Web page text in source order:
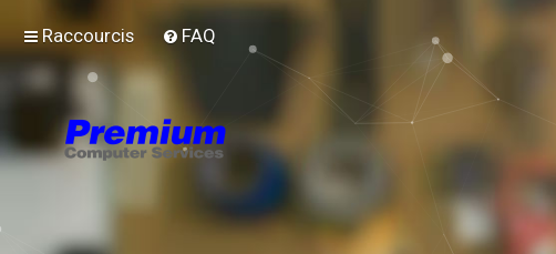
Raccourcis FAQ